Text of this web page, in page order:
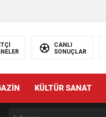
CANLI
SONUÇLAR
KÜLTÜR SANAT